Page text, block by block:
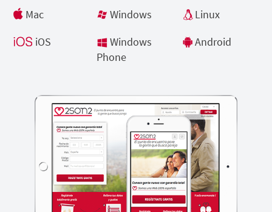
Mac Windows
Linux
iOS
Windows
Phone
Android